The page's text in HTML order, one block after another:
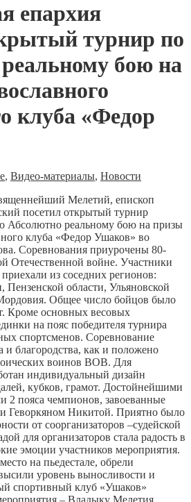
епархия
турнир по
бою на
клуба «Федор
, Видео-материалы, Новости
Мелетий, епископ
посетил открытый турнир
Абсолютно реальному бою на призы
клуба «Федор Ушаков» во
Соревнования приурочены 80-
Отечественной войне. Участники
из соседних регионов:
Пензенской области, Ульяновской
Общее число бойцов было
Кроме основных весовых
на пояс победителя турнира
спортсменов. Соревнование
благородства, как и положено
воинов ВОВ. Для
индивидуальный дизайн
кубков, грамот. Достойнейшими
2 пояса чемпионов, завоеванные
Геворкяном Никитой. Приятно было
от соорганизаторов –судейской
для организаторов стала радость в
эмоции участников мероприятия.
на пьедестале, обрели
уровень выносливости и
спортивный клуб «Ушаков»
– Владыку Мелетия,